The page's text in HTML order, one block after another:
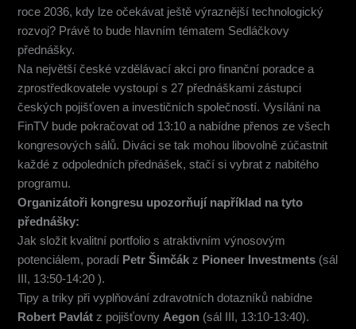
roce 2036, kdy lze očekávat ještě výraznější technologický
rozvoj? Právě to bude hlavním tématem Sedláčkovy
přednášky.
Na největší české vzdělávací akci pro finanční poradce a
zprostředkovatele vystoupí s 27 přednáškami zástupci
českých pojišťoven a investičních společností. Vysílání na
FinTV bude pokračovat od 13:10 a nabídne přenos ze všech
kongresových sálů. Diváci se tak mohou libovolně zúčastnit
každé z odpoledních přednášek, stačí si vybrat z nabitého
programu.
Organizátoři kongresu upozorňují například na tyto
přednášky:
Jak složit kvalitní portfolio s atraktivním výnosovým
potenciálem, poradí Petr Šimčák z Pioneer Investments (sál
III, 13:50-14:20 ).
Tipy a triky při vyplňování zdravotních dotazníků nabídne
Robert Pavlát z pojišťovnyAegon (sál III, 13:10-13:40).